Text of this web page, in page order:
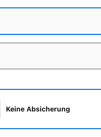
Keine Absicherung